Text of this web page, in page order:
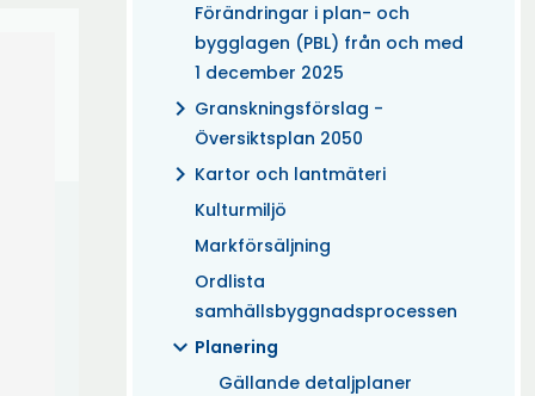
Förändringar i plan- och
bygglagen (PBL) från och med
1 december 2025
chevron_right Granskningsförslag -
Översiktsplan 2050
chevron_right Kartor och lantmäteri
Kulturmiljö
Markförsäljning
Ordlista
samhällsbyggnadsprocessen
expand_more Planering
Gällande detaljplaner